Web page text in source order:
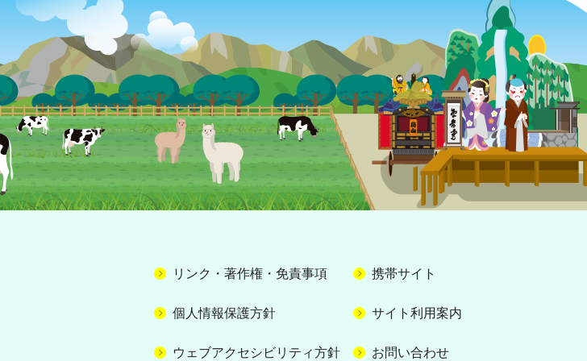
リンク・著作権・免責事項 携帯サイト
個人情報保護方針 サイト利用案内
ウェブアクセシビリティ方針 お問い合わせ